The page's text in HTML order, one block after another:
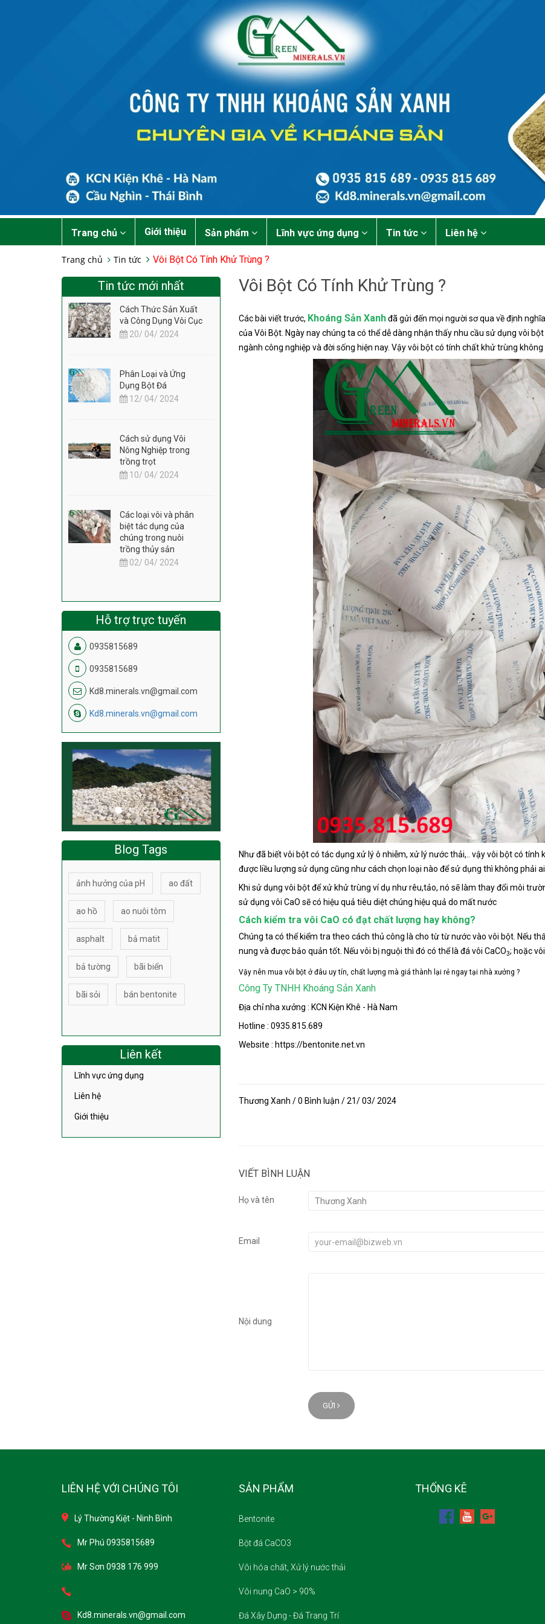
Trang chủ Giới thiệu Sản phẩm Lĩnh vực ứng dụng Tin tức Liên hệ
Trang chủ Tin tức Vôi Bột Có Tính Khử Trùng ?
Vôi Bột Có Tính Khử Trùng ?
Các bài viết trước, Khoáng Sản Xanhđã gửi đến mọi người sơ qua về định
của Vôi Bột. Ngày nay chúng ta có thể dễ dàng nhận thấy nhu cầu sử dụng vôi
ngành công nghiệp và đời sống hiện nay. Vậy vôi bột có tính chất khử trùng không
Như đã biết vôi bột có tác dụng xử lý ô nhiễm, xử lý nước thải,.. vậy vôi bột có
được liều lượng sử dụng cũng như cách chọn loại nào để sử dụng thì không phải
Khi sử dụng vôi bột để xử khử trùng ví dụ như rêu,tảo, nó sẽ làm thay đổi môi
sử dụng vôi CaO sẽ có hiệu quả tiêu diệt chúng hiệu quả do mất nước
Cách kiểm tra vôi CaO có đạt chất lượng hay không?
Chúng ta có thể kiểm tra theo cách thủ công là cho từ từ nước vào vôi bột. Nếu
nung và được bảo quản tốt. Nếu vôi bị nguội thì đó có thể là đá vôi CaCO3; hoặc
Vậy nên mua vôi bột ở đâu uy tín, chất lượng mà giá thành lại rẻ ngay tại nhà xưởng ?
Công Ty TNHH Khoáng Sản Xanh
Địa chỉ nha xưởng : KCN Kiện Khê - Hà Nam
Hotline : 0935.815.689
Website : https://bentonite.net.vn
Thương Xanh / 0 Bình luận / 21/ 03/ 2024
VIẾT BÌNH LUẬN
Họ và tên
Email
Nội dung
GỬI
Tin tức mới nhất
Cách Thức Sản Xuất
và Công Dụng Vôi Cục
20/ 04/ 2024
Phân Loại và Ứng
Dụng Bột Đá
12/ 04/ 2024
Cách sử dụng Vôi
Nông Nghiệp trong
trồng trọt
10/ 04/ 2024
Các loại vôi và phân
biệt tác dụng của
chúng trong nuôi
trồng thủy sản
02/ 04/ 2024
Hỗ trợ trực tuyến
0935815689
0935815689
Kd8.minerals.vn@gmail.com
Kd8.minerals.vn@gmail.com
Blog Tags
ảnh hưởng của pH ao đất
ao hồ ao nuôi tôm
asphalt bả matit
bả tường bãi biển
bãi sỏi bán bentonite
Liên kết
Lĩnh vực ứng dụng
Liên hệ
Giới thiệu
LIÊN HỆ VỚI CHÚNG TÔI
Lý Thường Kiệt - Ninh Bình
Mr Phú 0935815689
Mr Sơn 0938 176 999
Kd8.minerals.vn@gmail.com
SẢN PHẨM
Bentonite
Bột đá CaCO3
Vôi hóa chất, Xử lý nước thải
Vôi nung CaO > 90%
Đá Xây Dựng - Đá Trang Trí
THỐNG KÊ